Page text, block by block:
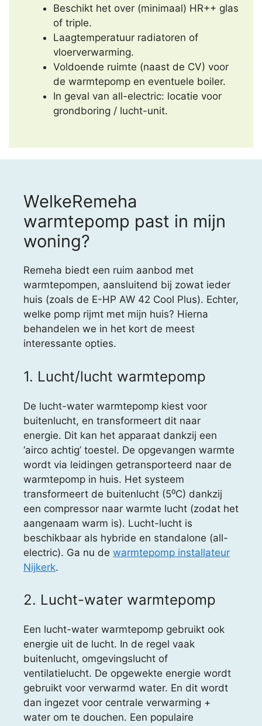
Beschikt het over (minimaal) HR++ glas
of triple.
Laagtemperatuur radiatoren of
vloerverwarming.
Voldoende ruimte (naast de CV) voor
de warmtepomp en eventuele boiler.
In geval van all-electric: locatie voor
grondboring / lucht-unit.
WelkeRemeha
warmtepomp past in mijn
woning?
Remeha biedt een ruim aanbod met
warmtepompen, aansluitend bij zowat ieder
huis (zoals de E-HP AW 42 Cool Plus). Echter,
welke pomp rijmt met mijn huis? Hierna
behandelen we in het kort de meest
interessante opties.
1. Lucht/lucht warmtepomp
De lucht-water warmtepomp kiest voor
buitenlucht, en transformeert dit naar
energie. Dit kan het apparaat dankzij een
‘airco achtig’ toestel. De opgevangen warmte
wordt via leidingen getransporteerd naar de
warmtepomp in huis. Het systeem
transformeert de buitenlucht (5⁰C) dankzij
een compressor naar warmte lucht (zodat het
aangenaam warm is). Lucht-lucht is
beschikbaar als hybride en standalone (all-
electric). Ga nu de warmtepomp installateur
Nijkerk.
2. Lucht-water warmtepomp
Een lucht-water warmtepomp gebruikt ook
energie uit de lucht. In de regel vaak
buitenlucht, omgevingslucht of
ventilatielucht. De opgewekte energie wordt
gebruikt voor verwarmd water. En dit wordt
dan ingezet voor centrale verwarming +
water om te douchen. Een populaire